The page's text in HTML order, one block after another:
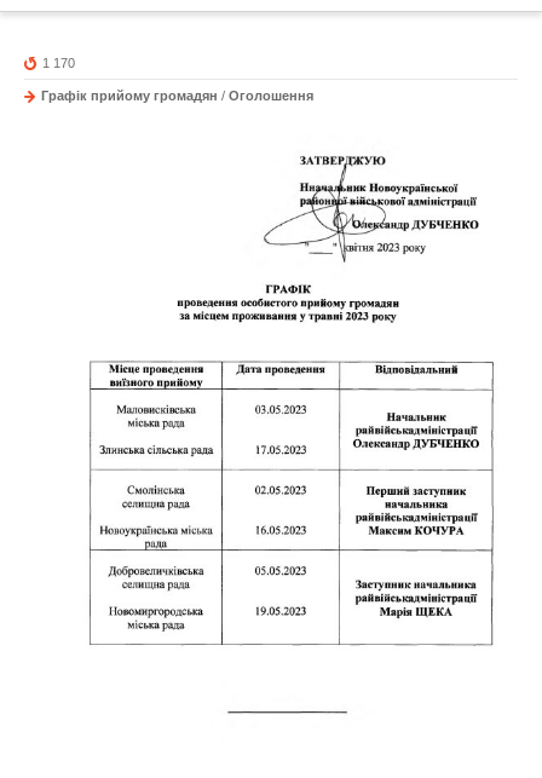
1 170
Графік прийому громадян / Оголошення